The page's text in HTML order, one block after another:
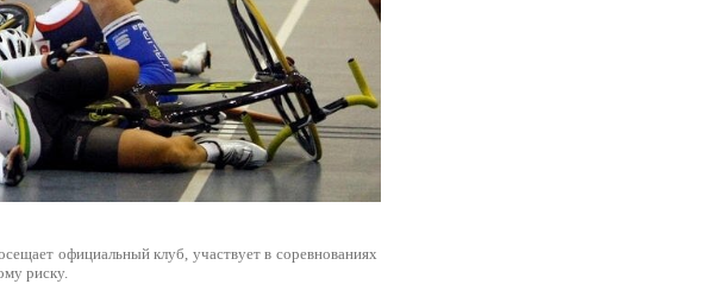
официальный клуб, участвует в соревнованиях
риску.